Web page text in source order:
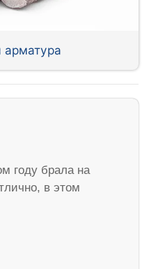
арматура
году брала на
в этом